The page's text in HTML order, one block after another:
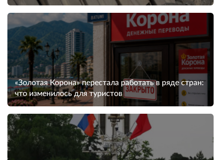
«Золотая Корона» перестала работать в ряде стран:
что изменилось для туристов